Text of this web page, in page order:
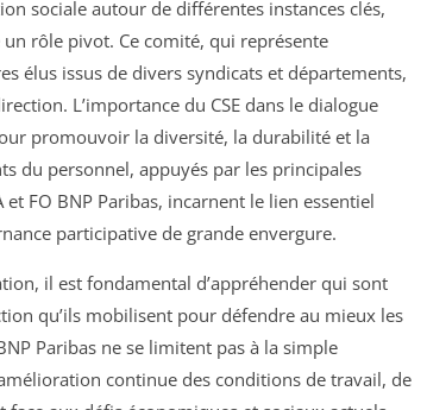
sociale autour de différentes instances clés,
un rôle pivot. Ce comité, qui représente
élus issus de divers syndicats et départements,
L’importance du CSE dans le dialogue
promouvoir la diversité, la durabilité et la
du personnel, appuyés par les principales
et FO BNP Paribas, incarnent le lien essentiel
participative de grande envergure.
il est fondamental d’appréhender qui sont
qu’ils mobilisent pour défendre au mieux les
Paribas ne se limitent pas à la simple
continue des conditions de travail, de